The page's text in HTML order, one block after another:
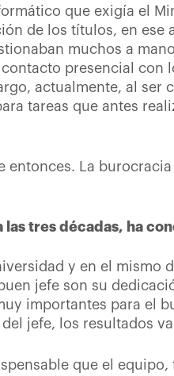
que exigía el
de los títulos, en ese
muchos a
presencial con
actualmente, al ser
tareas que antes
La
tres décadas, ha
y en el mismo
jefe son su
importantes para el
jefe, los resultados
que el